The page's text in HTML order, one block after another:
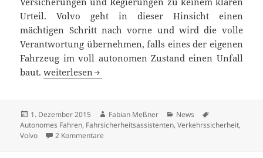
Urteil. Volvo geht in dieser Hinsicht einen
mächtigen Schritt nach vorne und wird die volle
Verantwortung übernehmen, falls eines der eigenen
Fahrzeug im voll autonomen Zustand einen Unfall
baut.Volvo übernimmt volle Verantwortung, falls
weiterlesen
Veröffentlicht
am
1. Dezember 2015 Autor
Fabian Meßner Kategorien
News
Autonomes Fahren, Fahrsicherheitsassistenten,Verkehrssicherheit,
Volvo
2 Kommentare